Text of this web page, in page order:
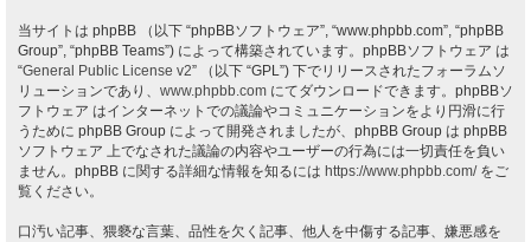
当サイトは phpBB （以下 “phpBBソフトウェア”, “www.phpbb.com”, “phpBB
Group”, “phpBB Teams”) によって構築されています。phpBBソフトウェア は
“General Public License v2” （以下 “GPL”) 下でリリースされたフォーラムソ
リューションであり、 www.phpbb.com にてダウンロードできます。phpBBソ
フトウェア はインターネットでの議論やコミュニケーションをより円滑に行
うために phpBB Group によって開発されましたが、phpBB Group は phpBB
ソフトウェア 上でなされた議論の内容やユーザーの行為には一切責任を負い
ません。phpBB に関する詳細な情報を知るには https://www.phpbb.com/をご
覧ください。
口汚い記事、猥褻な言葉、品性を欠く記事、他人を中傷する記事、嫌悪感を